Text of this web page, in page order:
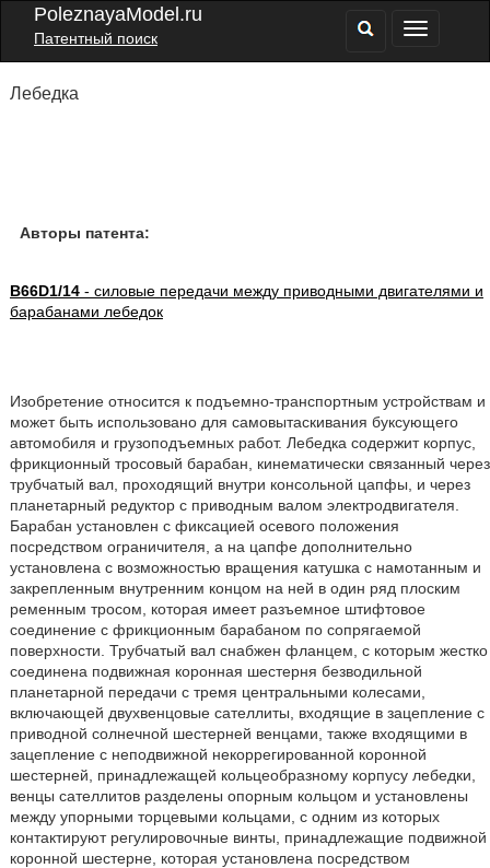
PoleznayaModel.ru
Патентный поиск
Лебедка
Авторы патента:
B66D1/14- силовые передачи между приводными двигателями и
барабанами лебедок
Изобретение относится к подъемно-транспортным устройствам и
может быть использовано для самовытаскивания буксующего
автомобиля и грузоподъемных работ. Лебедка содержит корпус,
фрикционный тросовый барабан, кинематически связанный через
трубчатый вал, проходящий внутри консольной цапфы, и через
планетарный редуктор с приводным валом электродвигателя.
Барабан установлен с фиксацией осевого положения
посредством ограничителя, а на цапфе дополнительно
установлена с возможностью вращения катушка с намотанным и
закрепленным внутренним концом на ней в один ряд плоским
ременным тросом, которая имеет разъемное штифтовое
соединение с фрикционным барабаном по сопрягаемой
поверхности. Трубчатый вал снабжен фланцем, с которым жестко
соединена подвижная коронная шестерня безводильной
планетарной передачи с тремя центральными колесами,
включающей двухвенцовые сателлиты, входящие в зацепление с
приводной солнечной шестерней венцами, также входящими в
зацепление с неподвижной некоррегированной коронной
шестерней, принадлежащей кольцеобразному корпусу лебедки,
венцы сателлитов разделены опорным кольцом и установлены
между упорными торцевыми кольцами, с одним из которых
контактируют регулировочные винты, принадлежащие подвижной
коронной шестерне, которая установлена посредством